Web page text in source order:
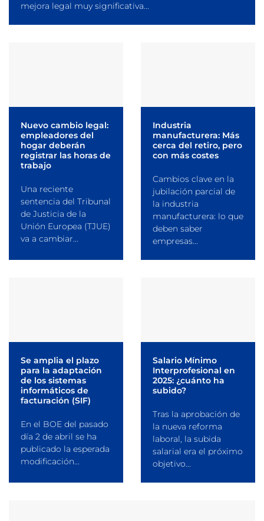
mejora legal muy significativa...
Nuevo cambio legal:
empleadores del
hogar deberán
registrar las horas de
trabajo
Una reciente
sentencia del Tribunal
de Justicia de la
Unión Europea (TJUE)
va a cambiar...
Industria
manufacturera: Más
cerca del retiro, pero
con más costes
Cambios clave en la
jubilación parcial de
la industria
manufacturera: lo que
deben saber
empresas...
Se amplia el plazo
para la adaptación
de los sistemas
informáticos de
facturación (SIF)
En el BOE del pasado
día 2 de abril se ha
publicado la esperada
modificación...
Salario Mínimo
Interprofesional en
2025: ¿cuánto ha
subido?
Tras la aprobación de
la nueva reforma
laboral, la subida
salarial era el próximo
objetivo...